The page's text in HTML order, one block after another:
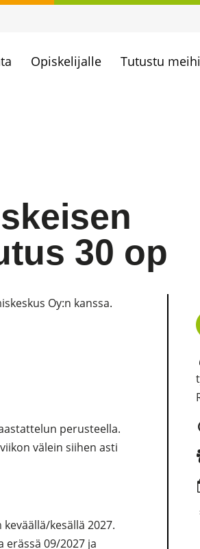
Opiskelijalle Tutustu
30 op
Oy:n kanssa.
perusteella.
välein siihen asti
kesällä 2027.
09/2027 ja